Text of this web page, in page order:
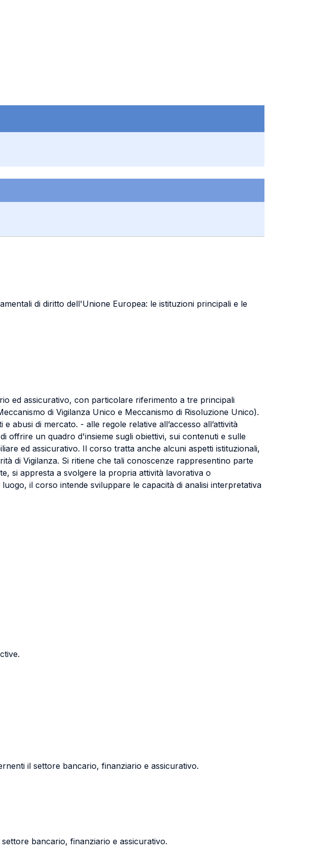
di diritto dell'Unione Europea: le istituzioni principali e le
ed assicurativo, con particolare riferimento a tre principali
di Vigilanza Unico e Meccanismo di Risoluzione Unico).
abusi di mercato. - alle regole relative all’accesso all’attività
offrire un quadro d'insieme sugli obiettivi, sui contenuti e sulle
ed assicurativo. Il corso tratta anche alcuni aspetti istituzionali,
di Vigilanza. Si ritiene che tali conoscenze rappresentino parte
si appresta a svolgere la propria attività lavorativa o
il corso intende sviluppare le capacità di analisi interpretativa
il settore bancario, finanziario e assicurativo.
bancario, finanziario e assicurativo.